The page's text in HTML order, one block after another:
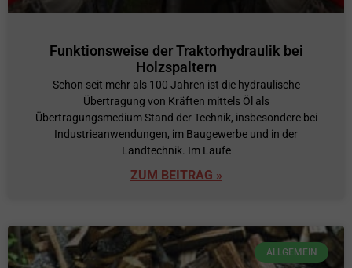
Funktionsweise der Traktorhydraulik bei
Holzspaltern
Schon seit mehr als 100 Jahren ist die hydraulische
Übertragung von Kräften mittels Öl als
Übertragungsmedium Stand der Technik, insbesondere bei
Industrieanwendungen, im Baugewerbe und in der
Landtechnik. Im Laufe
ZUM BEITRAG »
ALLGEMEIN